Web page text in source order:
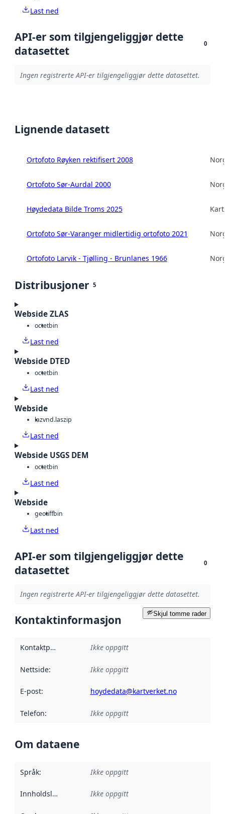
Last ned
API-er som tilgjengeliggjør dette
datasettet
0
Ingen registrerte API-er tilgjengeliggjør dette datasettet.
Lignende datasett
Ortofoto Røyken rektifisert 2008
Ortofoto Sør-Aurdal 2000
Høydedata Bilde Troms 2025
Ortofoto Sør-Varanger midlertidig ortofoto 2021
Ortofoto Larvik - Tjølling - Brunlanes 1966
Distribusjoner 5
Webside ZLAS
octetbin
Last ned
Webside DTED
octetbin
Last ned
Webside
lazvnd.laszip
Last ned
Webside USGS DEM
octetbin
Last ned
Webside
geotiffbin
Last ned
API-er som tilgjengeliggjør dette
datasettet
0
Ingen registrerte API-er tilgjengeliggjør dette datasettet.
Skjul tomme rader
Kontaktinformasjon
Kontaktpunkt Ikke oppgitt
Nettside: Ikke oppgitt
E-post: hoydedata@kartverket.no
Telefon: Ikke oppgitt
Om dataene
Språk: Ikke oppgitt
Innholdsleverandører :
Ikke oppgitt